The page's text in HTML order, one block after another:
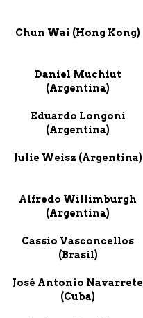
Chun Wai (Hong Kong)
Daniel Muchiut
(Argentina)
Eduardo Longoni
(Argentina)
Julie Weisz (Argentina)
Alfredo Willimburgh
(Argentina)
Cassio Vasconcellos
(Brasil)
José Antonio Navarrete
(Cuba)